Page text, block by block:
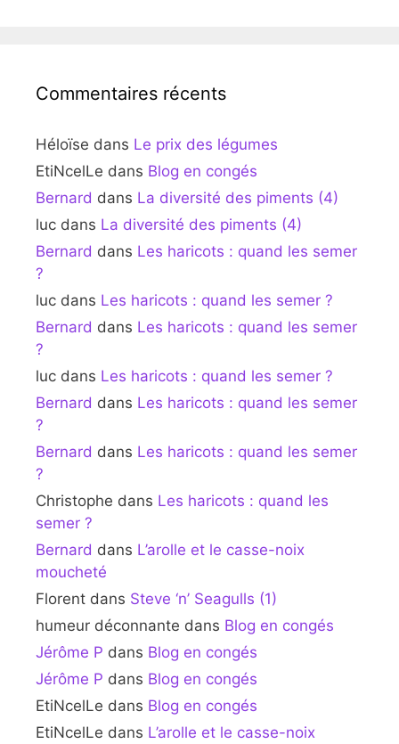
Commentaires récents
Héloïse dans Le prix des légumes
EtiNcelLe dans Blog en congés
Bernard dans La diversité des piments (4)
luc dans La diversité des piments (4)
Bernard dans Les haricots : quand les semer
?
luc dans Les haricots : quand les semer ?
Bernard dans Les haricots : quand les semer
?
luc dans Les haricots : quand les semer ?
Bernard dans Les haricots : quand les semer
?
Bernard dans Les haricots : quand les semer
?
Christophe dans Les haricots : quand les
semer ?
Bernard dans L’arolle et le casse-noix
moucheté
Florent dans Steve ‘n’ Seagulls (1)
humeur déconnante dans Blog en congés
Jérôme P dans Blog en congés
Jérôme P dans Blog en congés
EtiNcelLe dans Blog en congés
EtiNcelLe dans L’arolle et le casse-noix